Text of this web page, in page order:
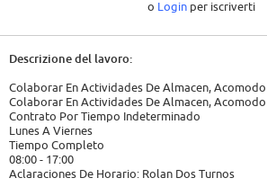
o Login per iscriverti
Descrizione del lavoro:
Colaborar En Actividades De Almacen,
Colaborar En Actividades De Almacen,
Contrato Por Tiempo Indeterminado
Lunes A Viernes
Tiempo Completo
08:00 - 17:00
Aclaraciones De Horario: Rolan Dos Turnos